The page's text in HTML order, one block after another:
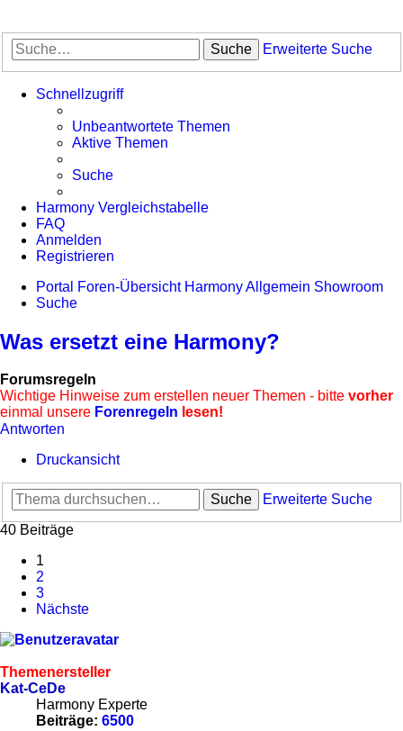
Suche Erweiterte Suche
Schnellzugriff
Unbeantwortete Themen
Aktive Themen
Suche
Harmony Vergleichstabelle
FAQ
Anmelden
Registrieren
Portal
Foren-Übersicht Harmony Allgemein Showroom
Suche
Was ersetzt eine Harmony?
Forumsregeln
Wichtige Hinweise zum erstellen neuer Themen - bitte vorher
einmal unsere Forenregeln lesen!
Antworten
Druckansicht
Suche
Erweiterte Suche
40 Beiträge
1
2
3
Nächste
Themenersteller
Kat-CeDe
Harmony Experte
Beiträge: 6500